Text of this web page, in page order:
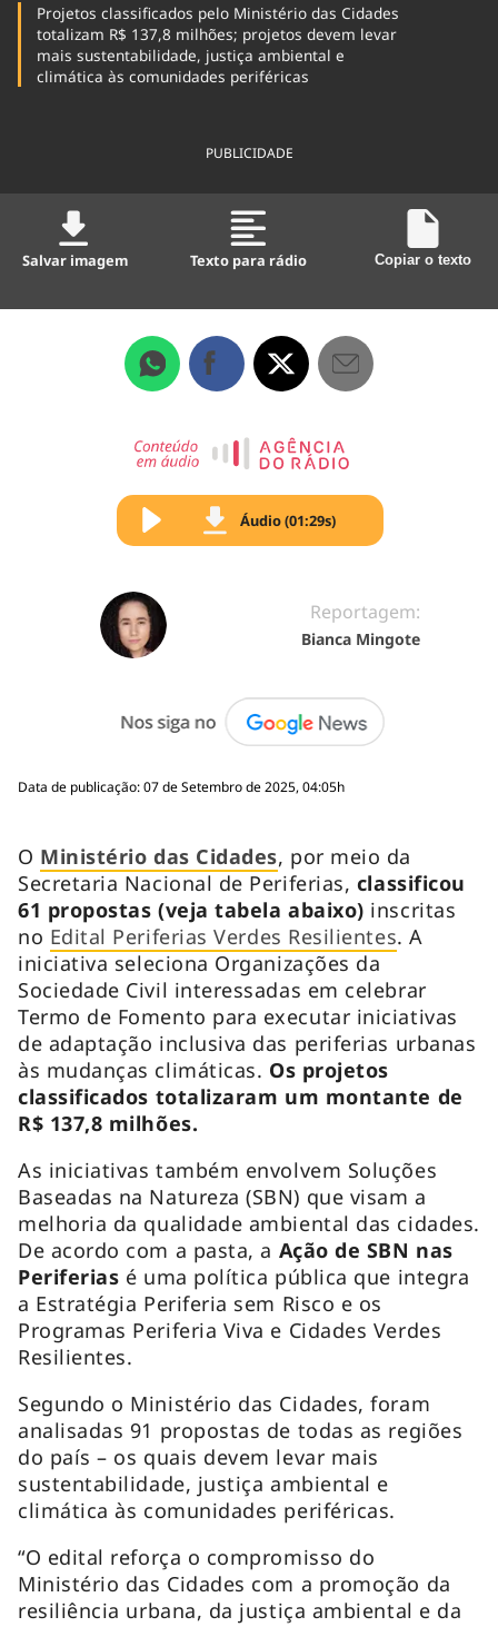
Projetos classificados pelo Ministério das Cidades
totalizam R$ 137,8 milhões; projetos devem levar
mais sustentabilidade, justiça ambiental e
climática às comunidades periféricas
PUBLICIDADE
Salvar imagem Texto para rádio Copiar o texto
Áudio (01:29s)
Reportagem:
Bianca Mingote
Data de publicação: 07 de Setembro de 2025, 04:05h
O Ministério das Cidades, por meio da
Secretaria Nacional de Periferias, classificou
61 propostas (veja tabela abaixo) inscritas
no Edital Periferias Verdes Resilientes. A
iniciativa seleciona Organizações da
Sociedade Civil interessadas em celebrar
Termo de Fomento para executar iniciativas
de adaptação inclusiva das periferias urbanas
às mudanças climáticas. Os projetos
classificados totalizaram um montante de
R$ 137,8 milhões.
As iniciativas também envolvem Soluções
Baseadas na Natureza (SBN) que visam a
melhoria da qualidade ambiental das cidades.
De acordo com a pasta, a Ação de SBN nas
Periferias é uma política pública que integra
a Estratégia Periferia sem Risco e os
Programas Periferia Viva e Cidades Verdes
Resilientes.
Segundo o Ministério das Cidades, foram
analisadas 91 propostas de todas as regiões
do país – os quais devem levar mais
sustentabilidade, justiça ambiental e
climática às comunidades periféricas.
“O edital reforça o compromisso do
Ministério das Cidades com a promoção da
resiliência urbana, da justiça ambiental e da